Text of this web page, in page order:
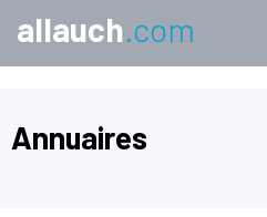
allauch.com
Annuaires